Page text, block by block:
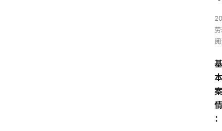
基
本
案
情
：